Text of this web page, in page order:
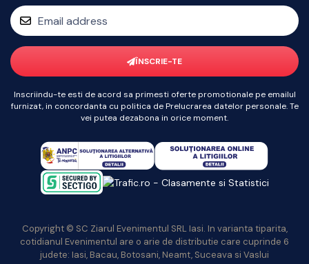
ÎNSCRIE-TE
Inscriindu-te esti de acord sa primesti oferte promotionale pe emailul
furnizat, in concordanta cu politica de Prelucrarea datelor personale. Te
vei putea dezabona in orice moment.
Copyright © SC Ziarul Evenimentul SRL Iasi. In varianta tiparita,
cotidianul Evenimentul are o arie de distributie care cuprinde 6
judete: Iasi, Bacau, Botosani, Neamt, Suceava si Vaslui